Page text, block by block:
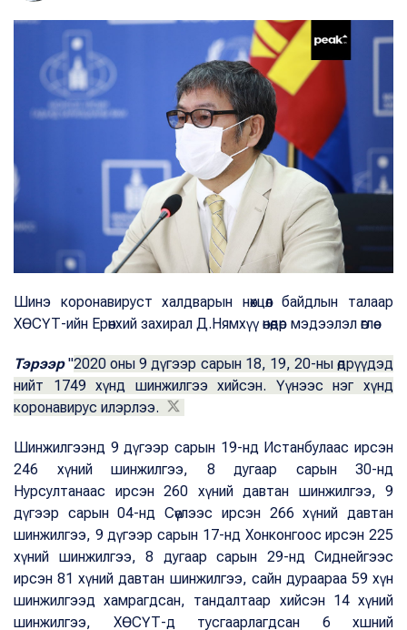
Шинэ коронавируст халдварын нөхцөл байдлын талаар
ХӨСҮТ-ийн Ерөнхий захирал Д.Нямхүү өнөөдөр мэдээлэл өглөө.
Тэрээр"2020 оны 9 дүгээр сарын 18, 19, 20-ны өдрүүдэд
нийт 1749 хүнд шинжилгээ хийсэн. Үүнээс нэг хүнд
коронавирус илэрлээ.
Шинжилгээнд 9 дүгээр сарын 19-нд Истанбулаас ирсэн
246 хүний шинжилгээ, 8 дугаар сарын 30-нд
Нурсултанаас ирсэн 260 хүний давтан шинжилгээ, 9
дүгээр сарын 04-нд Сөүлээс ирсэн 266 хүний давтан
шинжилгээ, 9 дүгээр сарын 17-нд Хонконгоос ирсэн 225
хүний шинжилгээ, 8 дугаар сарын 29-нд Сиднейгээс
ирсэн 81 хүний давтан шинжилгээ, сайн дураараа 59 хүн
шинжилгээд хамрагдсан, тандалтаар хийсэн 14 хүний
шинжилгээ, ХӨСҮТ-д тусгаарлагдсан 6 хшний